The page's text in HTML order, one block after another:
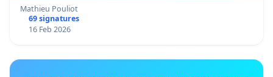
Mathieu Pouliot
69 signatures
16 Feb 2026